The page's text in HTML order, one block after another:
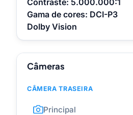
Contraste: 5.000.000:1
Gama de cores: DCI-P3
Dolby Vision
Câmeras
CÂMERA TRASEIRA
Principal